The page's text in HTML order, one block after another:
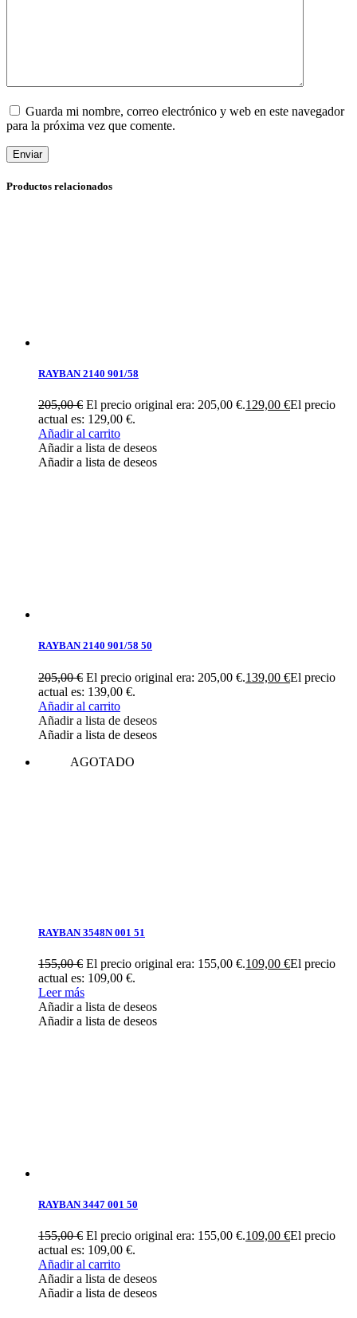
Guarda mi nombre, correo electrónico y web en este navegador
para la próxima vez que comente.
Enviar
Productos relacionados
RAYBAN 2140 901/58
205,00€ El precio original era: 205,00 €.129,00 €El precio
actual es: 129,00 €.
Añadir al carrito
Añadir a lista de deseos
Añadir a lista de deseos
RAYBAN 2140 901/58 50
205,00€ El precio original era: 205,00 €.139,00 €El precio
actual es: 139,00 €.
Añadir al carrito
Añadir a lista de deseos
Añadir a lista de deseos
AGOTADO
RAYBAN 3548N 001 51
155,00€ El precio original era: 155,00 €.109,00 €El precio
actual es: 109,00 €.
Leer más
Añadir a lista de deseos
Añadir a lista de deseos
RAYBAN 3447 001 50
155,00€ El precio original era: 155,00 €.109,00 €El precio
actual es: 109,00 €.
Añadir al carrito
Añadir a lista de deseos
Añadir a lista de deseos